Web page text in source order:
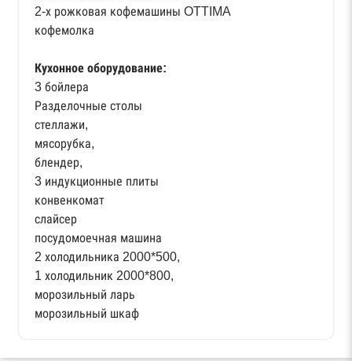
2-х рожковая кофемашины OTTIMA
кофемолка
Кухонное оборудование:
3 бойлера
Разделочные столы
стеллажи,
мясорубка,
блендер,
3 индукционные плиты
конвенкомат
слайсер
посудомоечная машина
2 холодильника 2000*500,
1 холодильник 2000*800,
морозильный ларь
морозильный шкаф